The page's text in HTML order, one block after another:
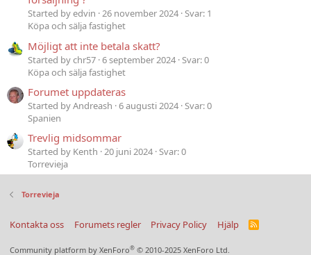
Started by edvin 26 november 2024 Svar: 1
Köpa och sälja fastighet
Möjligt att inte betala skatt?
Started by chr57 6 september 2024 Svar: 0
Köpa och sälja fastighet
Forumet uppdateras
Started by Andreash 6 augusti 2024 Svar: 0
Spanien
Trevlig midsommar
Started by Kenth 20 juni 2024 Svar: 0
Torrevieja
Torrevieja
Kontakta oss Forumets regler Privacy Policy Hjälp
R
Community platform by XenForo® © 2010-2025 XenForo Ltd.